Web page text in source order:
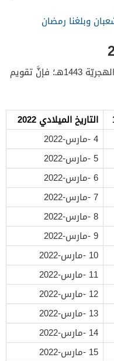
وبلغنا رمضان
وفقًا للتقويم الهجريّ المُعتمد للسنة الهجريّة 1443هـ؛ فإنَّ تقويم
التاريخ الميلادي 2022
4 -مارس-2022
5 -مارس-2022
6 -مارس-2022
7 -مارس-2022
8 -مارس-2022
9 -مارس-2022
10 -مارس-2022
11 -مارس-2022
12 -مارس-2022
13 -مارس-2022
14 -مارس-2022
15 -مارس-2022